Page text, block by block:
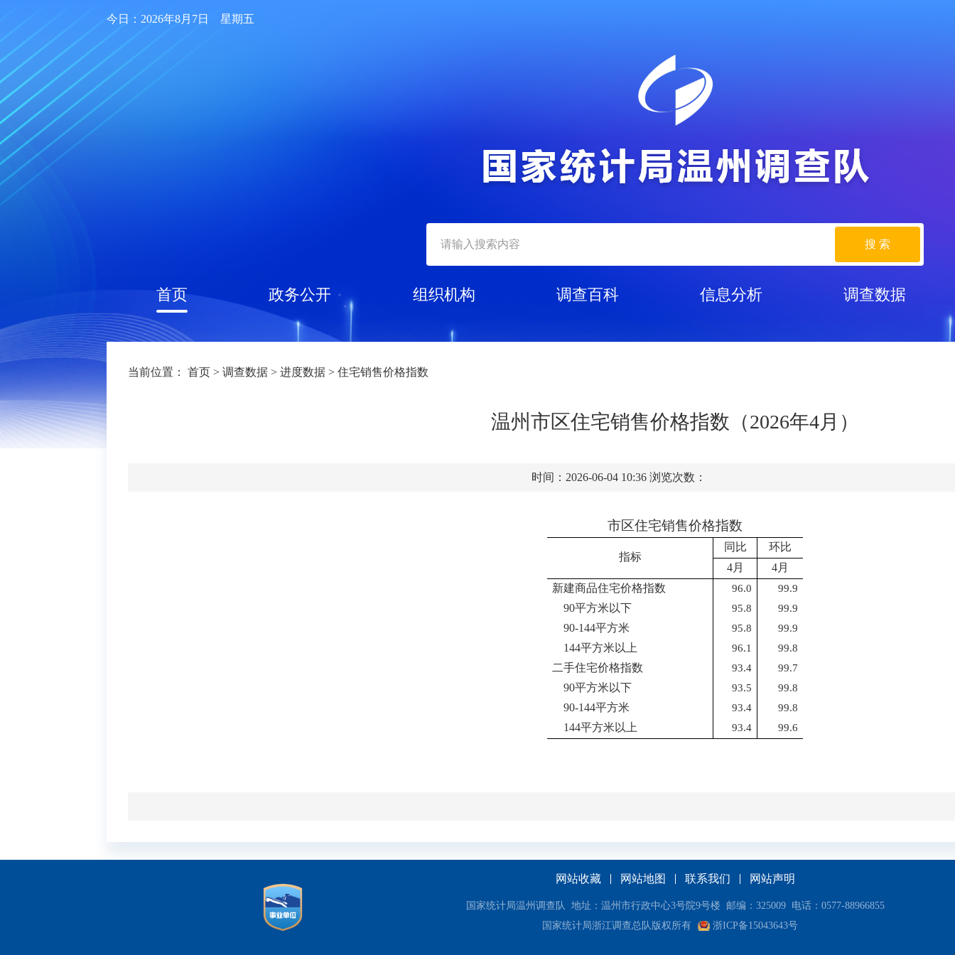
今日：2026年8月7日 星期五
搜 索
首页 政务公开 组织机构 调查百科 信息分析 调查数据
当前位置： 首页 > 调查数据 > 进度数据 > 住宅销售价格指数
温州市区住宅销售价格指数（2026年4月）
时间：2026-06-04 10:36 浏览次数：
市区住宅销售价格指数
指标
同比
环比
4月 4月
新建商品住宅价格指数
96.0 99.9
90平方米以下 95.8 99.9
90-144平方米 95.8 99.9
144平方米以上 96.1 99.8
二手住宅价格指数 93.4 99.7
90平方米以下 93.5 99.8
90-144平方米 93.4 99.8
144平方米以上 93.4 99.6
网站收藏 网站地图 联系我们 网站声明
国家统计局温州调查队 地址：温州市行政中心3号院9号楼 邮编：325009 电话：0577-88966855
国家统计局浙江调查总队版权所有
浙ICP备15043643号